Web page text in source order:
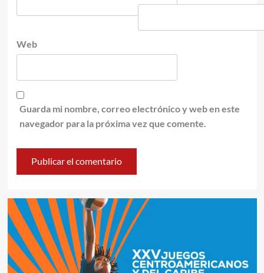
Web
Guarda mi nombre, correo electrónico y web en este
navegador para la próxima vez que comente.